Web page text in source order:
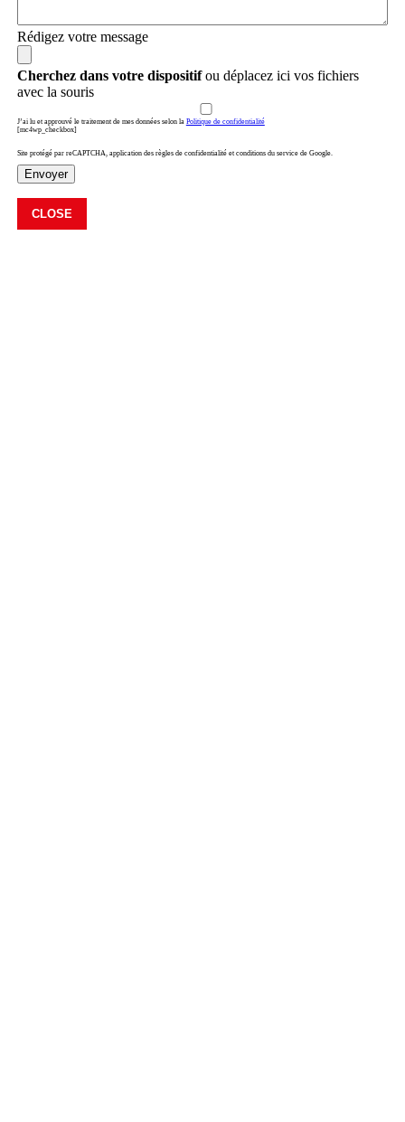
Rédigez votre message
Cherchez dans votre dispositifou déplacez ici vos fichiers
avec la souris
J’ai lu et approuvé le traitement de mes données selon la Politique de confidentialité
[mc4wp_checkbox]
Site protégé par reCAPTCHA, application des règles de confidentialité et conditions du service de Google.
Envoyer
CLOSE